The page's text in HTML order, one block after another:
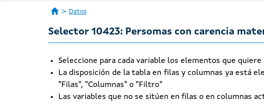
Datos
Selector 10423: Persomas con carencia
Seleccione para cada variable los elementos que
La disposición de la tabla en filas y columnas ya está
"Filas", "Columnas" o "Filtro"
Las variables que no se sitúen en filas o en columnas